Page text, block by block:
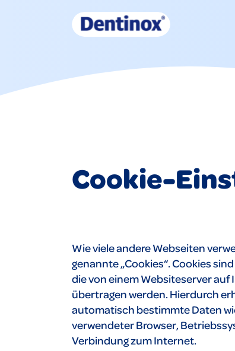
Cookie-
Wie viele andere Webseiten
genannte „Cookies“. Cookies
die von einem Websiteserver auf
übertragen werden. Hierdurch
automatisch bestimmte Daten
verwendeter Browser,
Verbindung zum Internet.